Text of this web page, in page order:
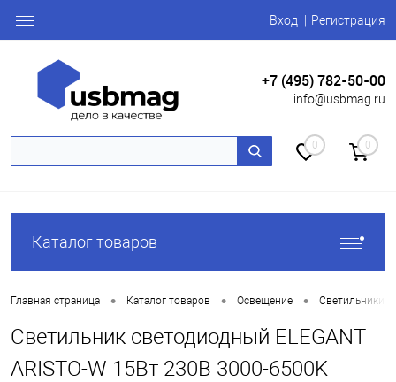
Вход Регистрация
+7 (495) 782-50-00
info@usbmag.ru
0 0
Каталог товаров
Главная страница • Каталог товаров • Освещение • Светильники
Светильник светодиодный ELEGANT
ARISTO-W 15Вт 230В 3000-6500K